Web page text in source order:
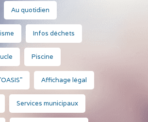
Au quotidien
Infos déchets
Piscine
Affichage légal
Services municipaux